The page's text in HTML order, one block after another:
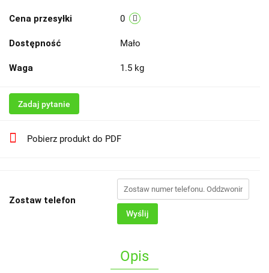
Cena przesyłki 0
Dostępność Mało
Waga 1.5 kg
Zadaj pytanie
Pobierz produkt do PDF
Zostaw telefon
Wyślij
Opis